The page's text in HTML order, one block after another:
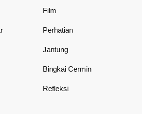
Film
Perhatian
Jantung
Bingkai Cermin
Refleksi